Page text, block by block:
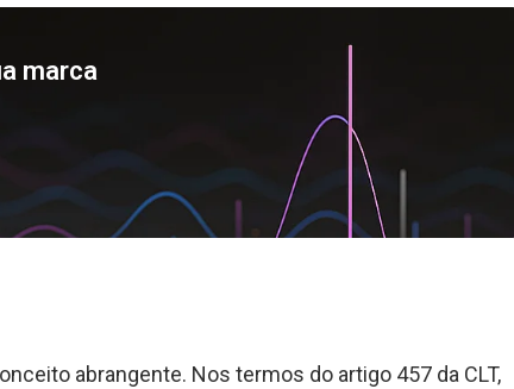
marca
abrangente. Nos termos do artigo 457 da CLT,